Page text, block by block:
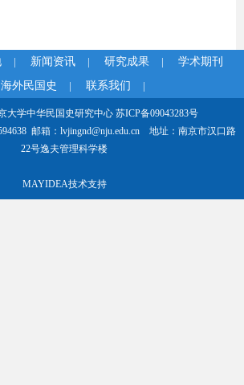
| 新闻资讯 | 研究成果 |
学术期刊
海外民国史 | 联系我们 |
大学中华民国史研究中心 苏ICP备09043283号
邮箱：lvjingnd@nju.edu.cn 地址：南京市汉口路
22号逸夫管理科学楼
MAYIDEA技术支持